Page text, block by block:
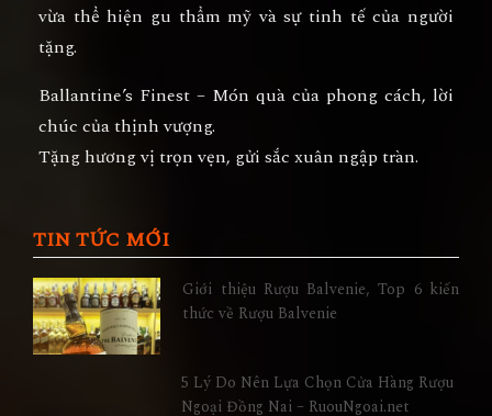
vừa thể hiện gu thẩm mỹ và sự tinh tếcủa người
tặng.
Ballantine’s Finest – Món quà của phong cách, lời
chúc của thịnh vượng.
Tặng hương vị trọn vẹn, gửi sắc xuân ngập tràn.
TIN TỨC MỚI
Giới thiệu Rượu Balvenie, Top 6 kiến
thức về Rượu Balvenie
5 Lý Do Nên Lựa Chọn Cửa Hàng Rượu
Ngoại Đồng Nai – RuouNgoai.net